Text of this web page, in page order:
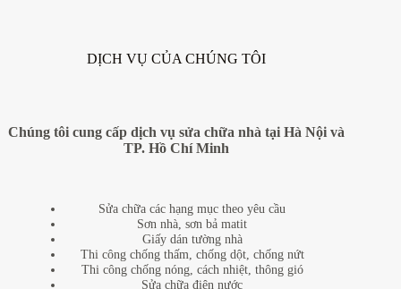
DỊCH VỤ CỦA CHÚNG TÔI
Chúng tôi cung cấp dịch vụ sửa chữa nhà tại Hà Nội và
TP. Hồ Chí Minh
Sửa chữa các hạng mục theo yêu cầu
Sơn nhà, sơn bả matit
Giấy dán tường nhà
Thi công chống thấm, chống dột, chống nứt
Thi công chống nóng, cách nhiệt, thông gió
Sửa chữa điện nước